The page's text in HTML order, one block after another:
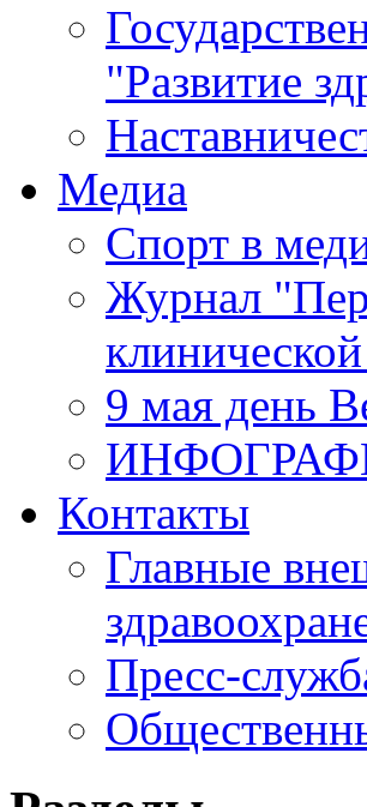
"Развитие
Медиа
Спорт в
Журнал
9 мая день
Контакты
Главные
Пресс-